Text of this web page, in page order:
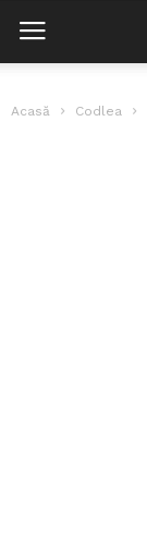
Acasă Codlea